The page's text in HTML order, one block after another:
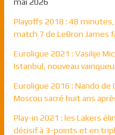
Playoffs 2018 : 48
match 7 de LeBron James
Euroligue 2021 : Vasilije
Istanbul, nouveau
Euroligue 2016 : Nando de
Moscou sacré huit ans
Play-in 2021 : les Lakers
décisif à 3-points et en